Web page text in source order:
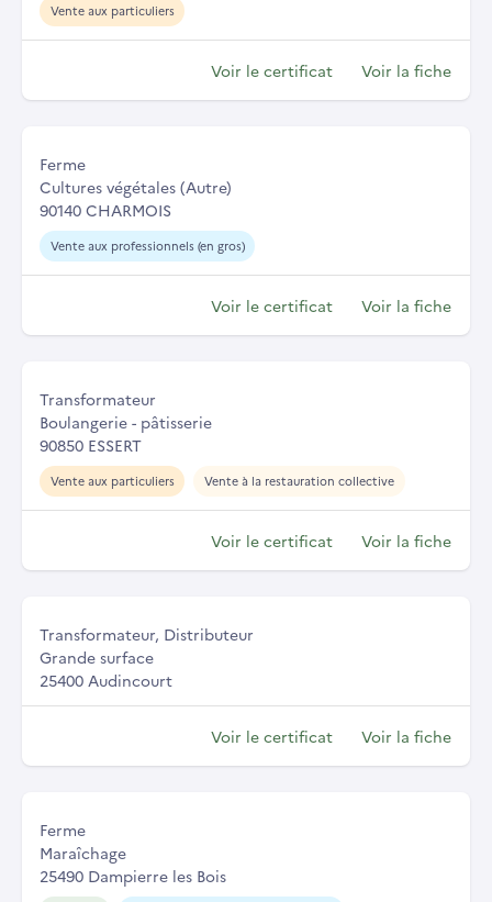
Vente aux particuliers
Voir le certificat Voir la fiche
Ferme
Cultures végétales (Autre)
90140 CHARMOIS
Vente aux professionnels (en gros)
Voir le certificat Voir la fiche
Transformateur
Boulangerie - pâtisserie
90850 ESSERT
Vente aux particuliers Vente à la restauration collective
Voir le certificat Voir la fiche
Transformateur, Distributeur
Grande surface
25400 Audincourt
Voir le certificat Voir la fiche
Ferme
Maraîchage
25490 Dampierre les Bois